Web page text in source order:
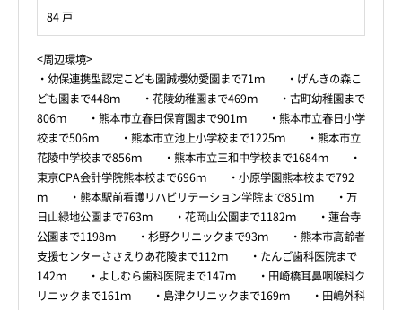
84 戸
<周辺環境>
・幼保連携型認定こども園誠櫻幼愛園まで71ｍ ・げんきの森こ
ども園まで448ｍ ・花陵幼稚園まで469ｍ ・古町幼稚園まで
806ｍ ・熊本市立春日保育園まで901ｍ ・熊本市立春日小学
校まで506ｍ ・熊本市立池上小学校まで1225ｍ ・熊本市立
花陵中学校まで856ｍ ・熊本市立三和中学校まで1684ｍ ・
東京CPA会計学院熊本校まで696ｍ ・小原学園熊本校まで792
ｍ ・熊本駅前看護リハビリテーション学院まで851ｍ ・万
日山緑地公園まで763ｍ ・花岡山公園まで1182ｍ ・蓮台寺
公園まで1198ｍ ・杉野クリニックまで93ｍ ・熊本市高齢者
支援センターささえりあ花陵まで112ｍ ・たんご歯科医院まで
142ｍ ・よしむら歯科医院まで147ｍ ・田崎橋耳鼻咽喉科ク
リニックまで161ｍ ・島津クリニックまで169ｍ ・田嶋外科